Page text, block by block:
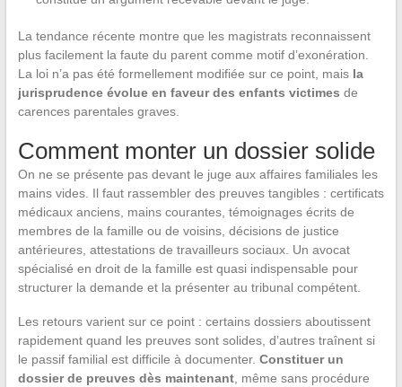
La tendance récente montre que les magistrats reconnaissent
plus facilement la faute du parent comme motif d’exonération.
La loi n’a pas été formellement modifiée sur ce point, mais la
jurisprudence évolue en faveur des enfants victimes de
carences parentales graves.
Comment monter un dossier solide
On ne se présente pas devant le juge aux affaires familiales les
mains vides. Il faut rassembler des preuves tangibles : certificats
médicaux anciens, mains courantes, témoignages écrits de
membres de la famille ou de voisins, décisions de justice
antérieures, attestations de travailleurs sociaux. Un avocat
spécialisé en droit de la famille est quasi indispensable pour
structurer la demande et la présenter au tribunal compétent.
Les retours varient sur ce point : certains dossiers aboutissent
rapidement quand les preuves sont solides, d’autres traînent si
le passif familial est difficile à documenter. Constituer un
dossier de preuves dès maintenant, même sans procédure